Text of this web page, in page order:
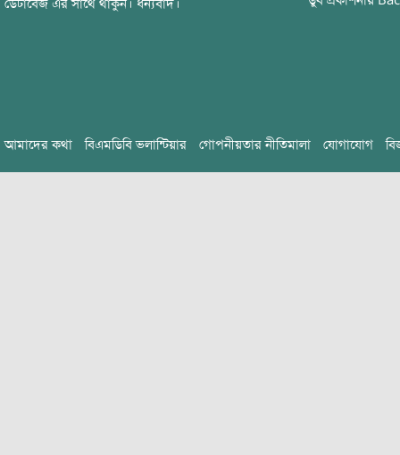
ডেটাবেজ এর সাথে থাকুন। ধন্যবাদ।
আমাদের কথা বিএমডিবি ভলান্টিয়ার গোপনীয়তার নীতিমালা যোগাযোগ